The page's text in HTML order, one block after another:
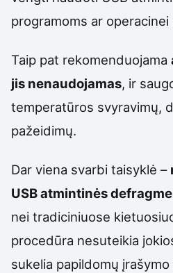
programoms ar
Taip pat rekomenduojama
jis nenaudojamas, ir
temperatūros svyravimų,
pažeidimų.
Dar viena svarbi taisyklė –
USB atmintinės
nei tradiciniuose
procedūra nesuteikia
sukelia papildomų